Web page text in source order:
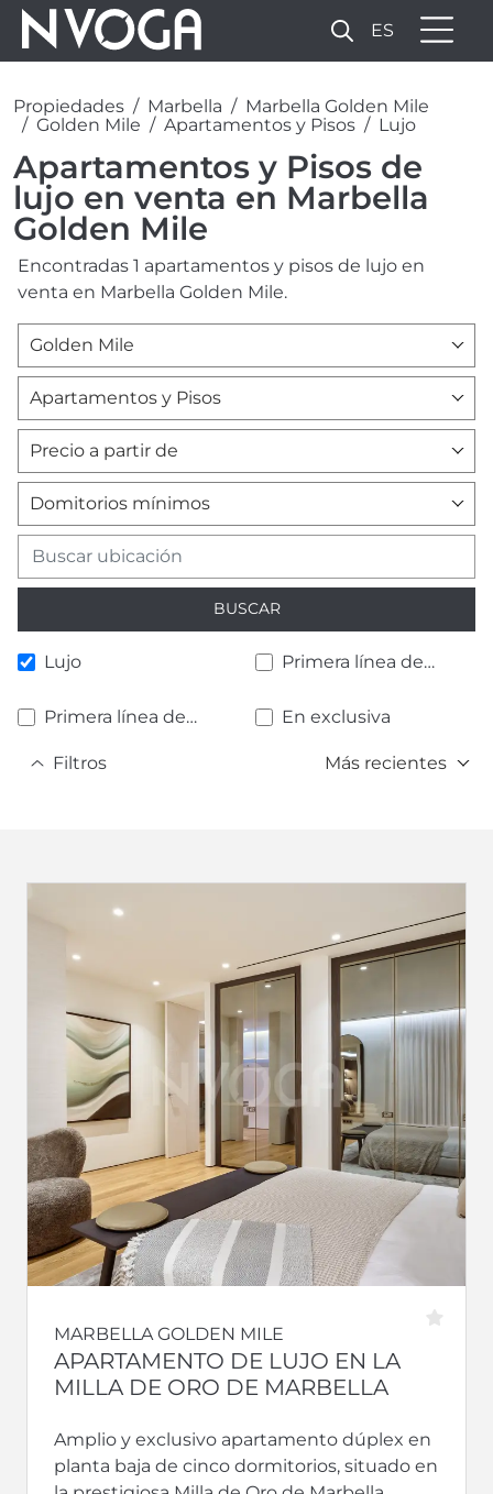
ES
Propiedades Marbella
Marbella Golden Mile
Golden Mile
Apartamentos y Pisos Lujo
Apartamentos y Pisos de
lujo en venta en Marbella
Golden Mile
Encontradas 1 apartamentos y pisos de lujo en
venta en Marbella Golden Mile.
Golden Mile
Apartamentos y Pisos
Precio a partir de
Domitorios mínimos
BUSCAR
Lujo
Primera línea de
Primera línea de
En exclusiva
Filtros Más recientes
MARBELLA GOLDEN MILE
APARTAMENTO DE LUJO EN LA
MILLA DE ORO DE MARBELLA
Amplio y exclusivo apartamento dúplex en
planta baja de cinco dormitorios, situado en